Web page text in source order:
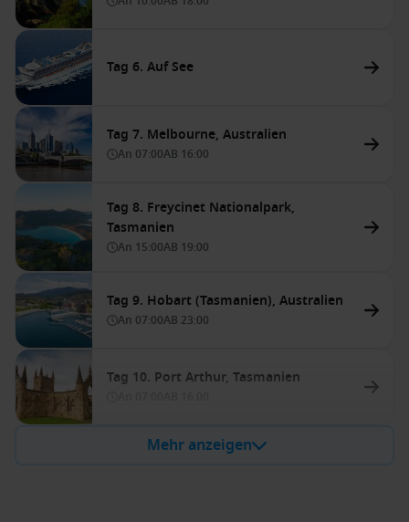
Tag 6. Auf See
Tag 7. Melbourne, Australien
An 07:00AB 16:00
Tag 8. Freycinet Nationalpark,
Tasmanien
An 15:00AB 19:00
Tag 9. Hobart (Tasmanien), Australien
An 07:00AB 23:00
Tag 10. Port Arthur, Tasmanien
Mehr anzeigen